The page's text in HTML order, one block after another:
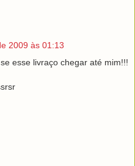
2009 às 01:13
esse livraço chegar até mim!!!